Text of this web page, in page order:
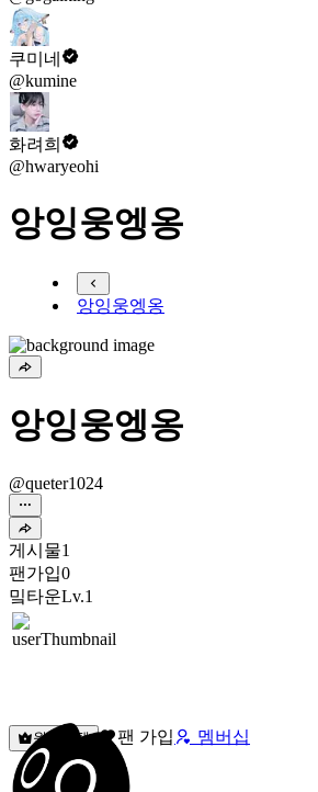
쿠미네
@kumine
화려희
@hwaryeohi
앙잉웅엥옹
앙잉웅엥옹
앙잉웅엥옹
@queter1024
게시물1
팬가입0
밐타운Lv.1
원픽선택 팬 가입 멤버십
밐타운